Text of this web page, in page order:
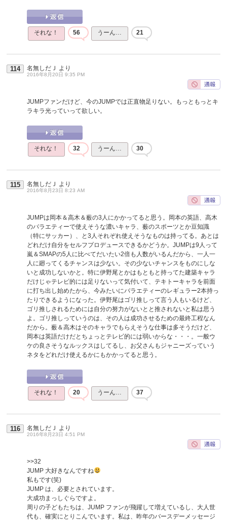
それな！ 56 うーん… 21
114 名無しだＪ より
2016年8月20日 9:35 PM
JUMPファンだけど、今のJUMPでは正直物足りない。もっともっとキ
ラキラ光っていって欲しい。
それな！ 32 うーん… 30
115 名無しだＪ より
2016年8月23日 8:23 AM
JUMPは岡本＆高木＆薮の3人にかかってると思う。岡本の英語、高木
のバラエティーで使えそうな濃いキャラ、薮のスポーツとか豆知識
（特にサッカー）、と3人それぞれ使えそうなものは持ってる。あとは
どれだけ自分をセルフプロデュースできるかどうか。JUMPは9人って
嵐＆SMAPの5人に比べてだいたい2倍も人数がいるんだから、一人一
人に廻ってくるチャンスは少ない。その少ないチャンスをものにしな
いと成功しないかと。特に伊野尾とかはもともと持ってた建築キャラ
だけじゃテレビ的には足りないって気付いて、テキトーキャラを前面
に打ち出し始めたから、今みたいにバラエティーのレギュラー2本持っ
たりできるようになった。伊野尾はゴリ推しって言う人もいるけど、
ゴリ推しされるためには自分の努力がないとと推されないと私は思う
よ。ゴリ推しっていうのは、その人は成功させるための最終工程なん
だから。薮＆高木はそのキャラでもらえそうな仕事は多そうだけど、
岡本は英語だけだとちょっとテレビ的には弱いからな・・・。一般ウ
ケの良さそうなルックスはしてるし、お父さんもジャニーズっていう
ネタをどれだけ使えるかにもかかってると思う。
それな！ 20 うーん… 37
116 名無しだＪ より
2016年8月23日 4:51 PM
>>32
JUMP 大好きなんですね
私もです(笑)
JUMP は、必要とされています。
大成功まっしぐらですよ。
周りの子どもたちは、JUMP ファンが飛躍して増えているし、大人世
代も、確実にとりこんでいます。私は、昨年のバースデーメッセージ